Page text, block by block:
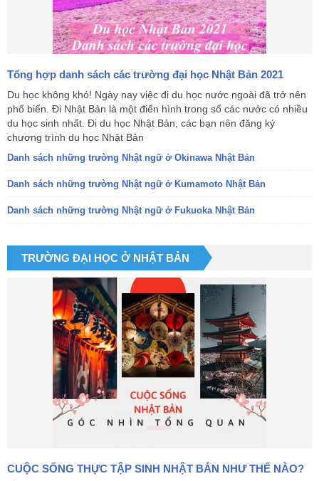
Tổng hợp danh sách các trường đại học Nhật Bản 2021
Du học không khó! Ngày nay việc đi du học nước ngoài đã trở nên
phổ biến. Đi Nhật Bản là một điển hình trong số các nước có nhiều
du học sinh nhất. Đi du học Nhật Bản, các bạn nên đăng ký
chương trình du học Nhật Bản
Danh sách những trường Nhật ngữ ở Okinawa Nhật Bản
Danh sách những trường Nhật ngữ ở Kumamoto Nhật Bản
Danh sách những trường Nhật ngữ ở Fukuoka Nhật Bản
TRƯỜNG ĐẠI HỌC Ở NHẬT BẢN
CUỘC SỐNG THỰC TẬP SINH NHẬT BẢN NHƯ THẾ NÀO?